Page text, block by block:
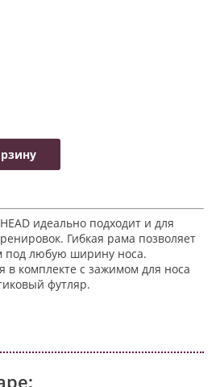
идеально подходит и для
Гибкая рама позволяет
под любую ширину носа.
в комплекте с зажимом для носа
футляр.